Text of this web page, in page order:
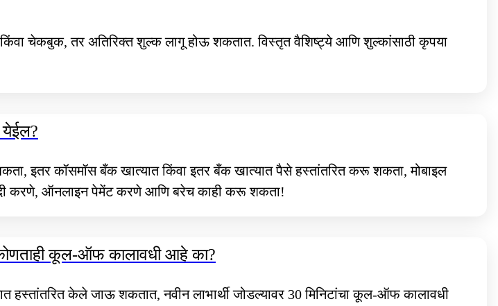
चेकबुक, तर अतिरिक्त शुल्क लागू होऊ शकतात. विस्तृत वैशिष्ट्ये आणि शुल्कांसाठी कृपया
येईल?
इतर कॉसमॉस बँक खात्यात किंवा इतर बँक खात्यात पैसे हस्तांतरित करू शकता, मोबाइल
करणे, ऑनलाइन पेमेंट करणे आणि बरेच काही करू शकता!
कूल-ऑफ कालावधी आहे का?
केले जाऊ शकतात, नवीन लाभार्थी जोडल्यावर 30 मिनिटांचा कूल-ऑफ कालावधी